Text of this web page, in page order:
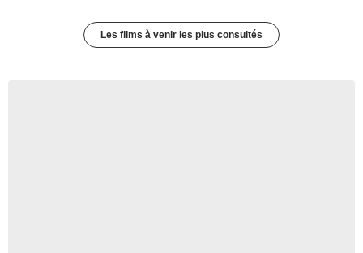
Les films à venir les plus consultés